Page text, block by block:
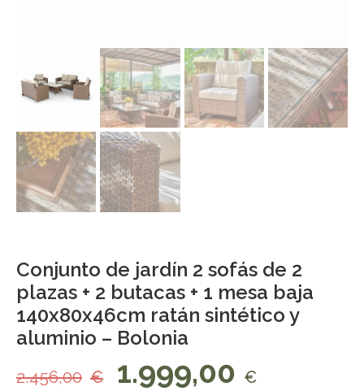
Conjunto de jardín 2 sofás de 2
plazas + 2 butacas + 1 mesa baja
140x80x46cm ratán sintético y
aluminio – Bolonia
2.456,00 € 1.999,00 €